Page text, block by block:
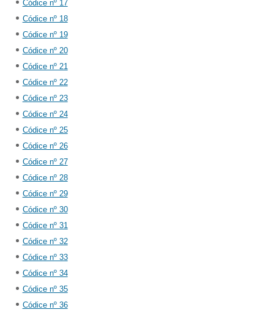
Códice nº 17
Códice nº 18
Códice nº 19
Códice nº 20
Códice nº 21
Códice nº 22
Códice nº 23
Códice nº 24
Códice nº 25
Códice nº 26
Códice nº 27
Códice nº 28
Códice nº 29
Códice nº 30
Códice nº 31
Códice nº 32
Códice nº 33
Códice nº 34
Códice nº 35
Códice nº 36